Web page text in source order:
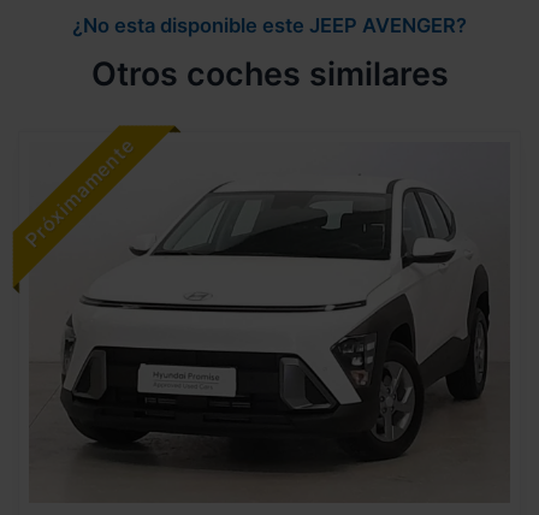
¿No esta disponible este JEEP AVENGER?
Otros coches similares